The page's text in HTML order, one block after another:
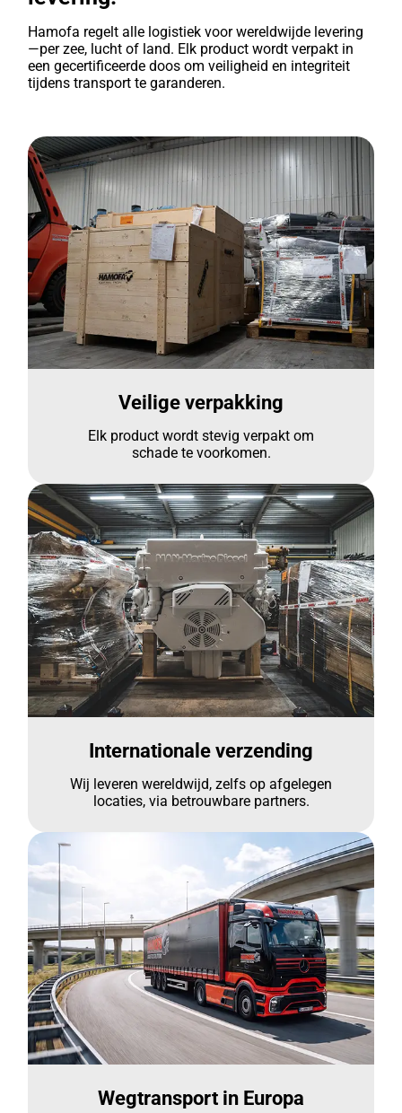
Hamofa regelt alle logistiek voor wereldwijde levering
—per zee, lucht of land. Elk product wordt verpakt in
een gecertificeerde doos om veiligheid en integriteit
tijdens transport te garanderen.
Veilige verpakking
Elk product wordt stevig verpakt om
schade te voorkomen.
Internationale verzending
Wij leveren wereldwijd, zelfs op afgelegen
locaties, via betrouwbare partners.
Wegtransport in Europa